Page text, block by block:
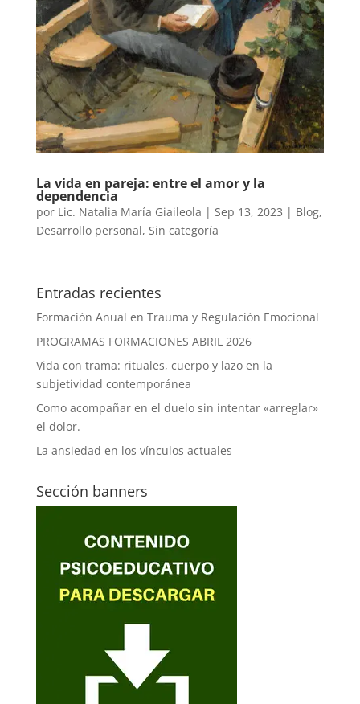
La vida en pareja: entre el amor y la
dependencia
por Lic. Natalia María Giaileola | Sep 13, 2023 | Blog,
Desarrollo personal, Sin categoría
Entradas recientes
Formación Anual en Trauma y Regulación Emocional
PROGRAMAS FORMACIONES ABRIL 2026
Vida con trama: rituales, cuerpo y lazo en la
subjetividad contemporánea
Como acompañar en el duelo sin intentar «arreglar»
el dolor.
La ansiedad en los vínculos actuales
Sección banners